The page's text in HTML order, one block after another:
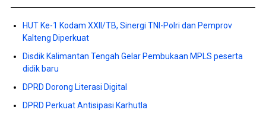
HUT Ke-1 Kodam XXII/TB, Sinergi TNI-Polri dan Pemprov
Kalteng Diperkuat
Disdik Kalimantan Tengah Gelar Pembukaan MPLS peserta
didik baru
DPRD Dorong Literasi Digital
DPRD Perkuat Antisipasi Karhutla